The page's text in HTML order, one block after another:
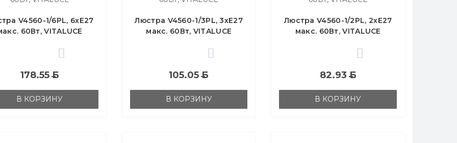
V4560-1/6PL, 6хЕ27
60Вт, VITALUCE
178.55Б
В КОРЗИНУ
Люстра V4560-1/3PL, 3хЕ27
макс. 60Вт, VITALUCE
105.05Б
В КОРЗИНУ
Люстра V4560-1/2PL, 2хЕ27
макс. 60Вт, VITALUCE
82.93Б
В КОРЗИНУ